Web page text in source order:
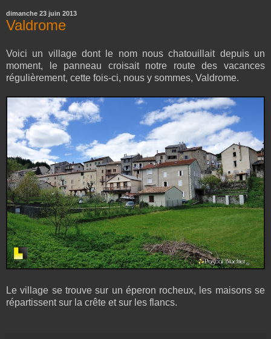
dimanche 23 juin 2013
Valdrome
Voici un village dont le nom nous chatouillait depuis un
moment, le panneau croisait notre route des vacances
régulièrement, cette fois-ci, nous y sommes, Valdrome.
Le village se trouve sur un éperon rocheux, les maisons se
répartissent sur la crête et sur les flancs.